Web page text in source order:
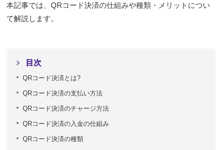
本記事では、QRコード決済の仕組みや種類・メリットについ
て解説します。
目次
QRコード決済とは?
QRコード決済の支払い方法
QRコード決済のチャージ方法
QRコード決済の入金の仕組み
QRコード決済の種類